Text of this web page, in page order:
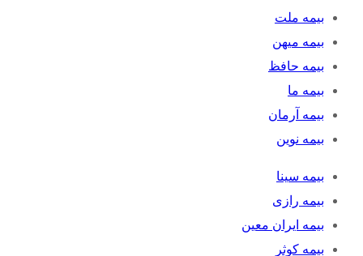
بیمه ملت
بیمه میهن
بیمه حافظ
بیمه ما
بیمه آرمان
بیمه نوین
بیمه سینا
بیمه رازی
بیمه ایران معین
بیمه کوثر